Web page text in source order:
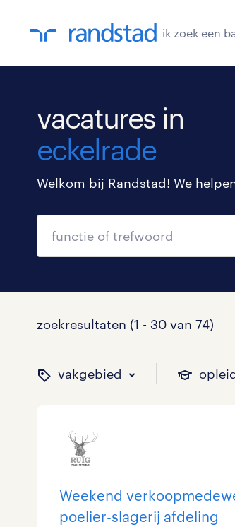
ik zoek een
vacatures in
eckelrade
Welkom bij Randstad! We
zoekresultaten (1 - 30 van 74)
vakgebied
binnen welk
Administratief 6
op welk niveau
Basisonderwijs 1
hoeveel uren
0 - 8 uur 4
welk soort
Detachering 1
Weekend
poelier-slagerij afdeling